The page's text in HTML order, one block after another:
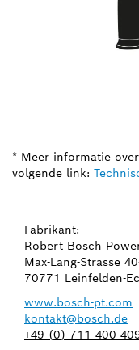
* Meer informatie
volgende link:
Fabrikant:
Robert Bosch
Max-Lang-Strasse
70771 Leinfelden-
www.bosch-pt.com
kontakt@bosch.de
+49 (0) 711 400